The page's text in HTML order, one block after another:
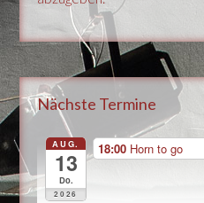
Nächste Termine
AUG.
13
Do.
2026
18:00 Horn to go